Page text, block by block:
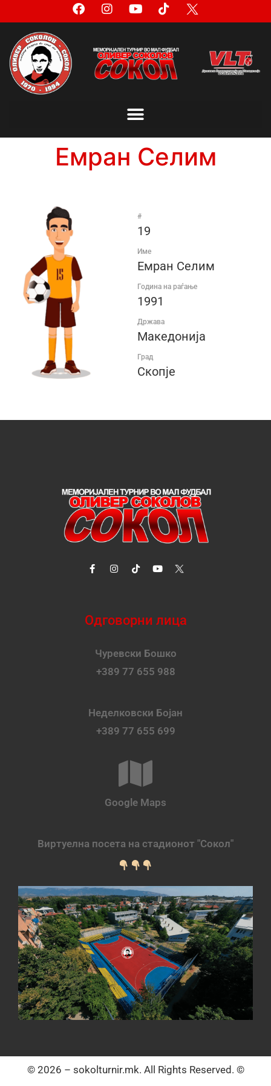
Емран Селим
#
19
Име
Емран Селим
Година на раѓање
1991
Држава
Македонија
Град
Скопје
Одговорни лица
Чуревски Бошко
+389 77 655 988
Неделковски Бојан
+389 77 655 699
Google Maps
Виртуелна посета на стадионот "Сокол"
© 2026 – sokolturnir.mk. All Rights Reserved. ©